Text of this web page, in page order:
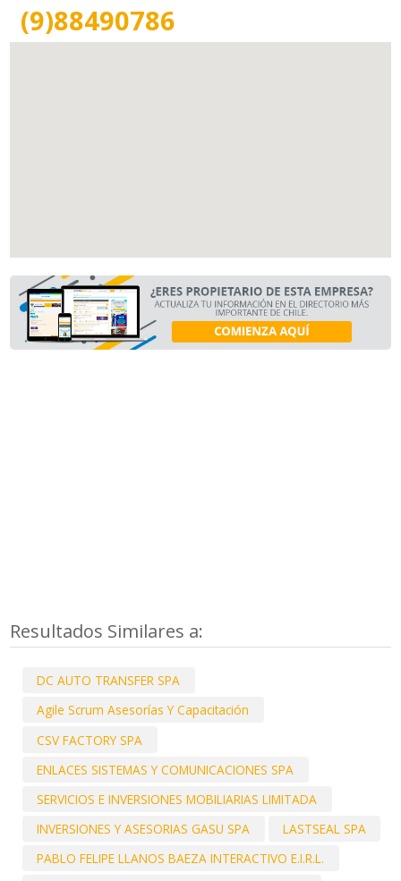
(9)88490786
Resultados Similares a:
DC AUTO TRANSFER SPA
Agile Scrum Asesorías Y Capacitación
CSV FACTORY SPA
ENLACES SISTEMAS Y COMUNICACIONES SPA
SERVICIOS E INVERSIONES MOBILIARIAS LIMITADA
INVERSIONES Y ASESORIAS GASU SPA
LASTSEAL SPA
PABLO FELIPE LLANOS BAEZA INTERACTIVO E.I.R.L.